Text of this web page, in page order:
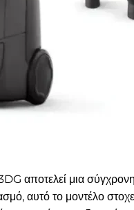
μια σύγχρονη
αυτό το μοντέλο